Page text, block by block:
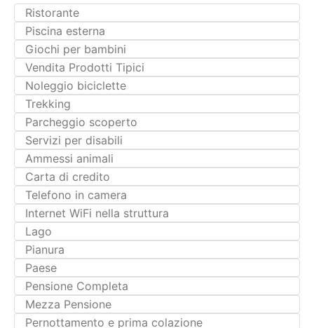
Giochi per bambini
Vendita Prodotti Tipici
Noleggio biciclette
Trekking
Parcheggio scoperto
Servizi per disabili
Ammessi animali
Carta di credito
Telefono in camera
Internet WiFi nella struttura
Lago
Pianura
Paese
Pensione Completa
Mezza Pensione
Pernottamento e prima colazione
Solo pernottamento